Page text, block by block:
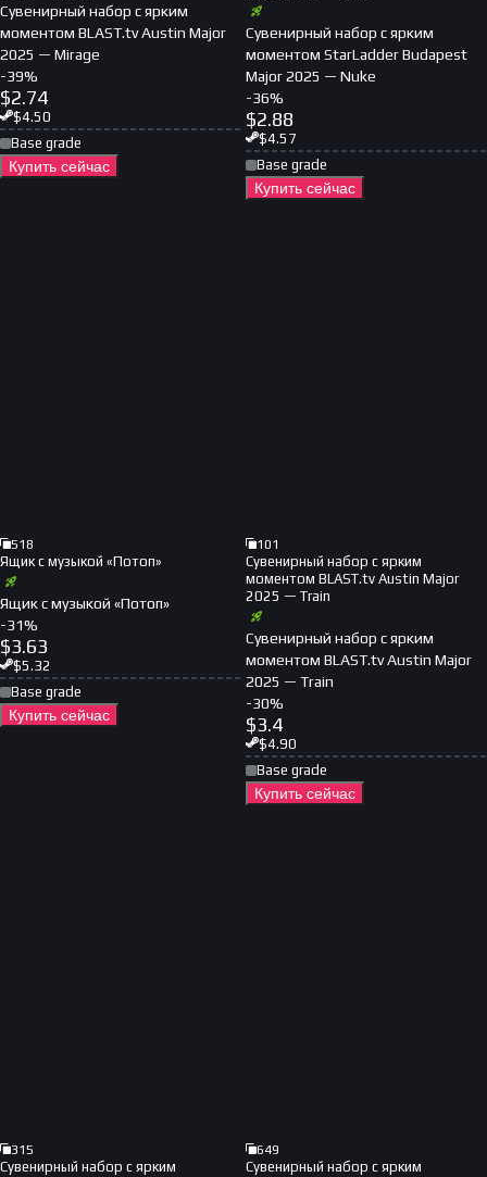
Сувенирный набор с ярким
моментом BLAST.tv Austin Major
2025 — Mirage
-39%
$2.74
$4.50
Base grade
Купить сейчас
Сувенирный набор с ярким
моментом StarLadder Budapest
Major 2025 — Nuke
-36%
$2.88
$4.57
Base grade
Купить сейчас
518
Ящик с музыкой «Потоп»
Ящик с музыкой «Потоп»
-31%
$3.63
$5.32
Base grade
Купить сейчас
101
Сувенирный набор с ярким
моментом BLAST.tv Austin Major
2025 — Train
Сувенирный набор с ярким
моментом BLAST.tv Austin Major
2025 — Train
-30%
$3.4
$4.90
Base grade
Купить сейчас
315
Сувенирный набор с ярким
649
Сувенирный набор с ярким